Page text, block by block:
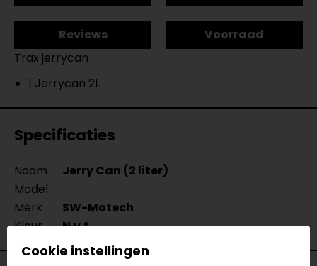
Reviews
Voorraad
Trax jerrycan
1 Jerrycan 2L
Specificaties
Naam
Jerry Can (2 liter)
Model
Merk
SW-Motech
Kleur
N.v.t.
Cookie instellingen